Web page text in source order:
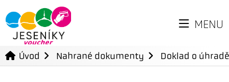
MENU
Úvod Nahrané dokumenty Doklad o